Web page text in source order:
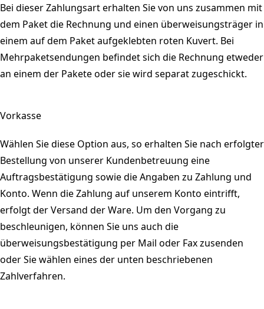
Bei dieser Zahlungsart erhalten Sie von uns zusammen mit
dem Paket die Rechnung und einen überweisungsträger in
einem auf dem Paket aufgeklebten roten Kuvert. Bei
Mehrpaketsendungen befindet sich die Rechnung etweder
an einem der Pakete oder sie wird separat zugeschickt.
Vorkasse
Wählen Sie diese Option aus, so erhalten Sie nach erfolgter
Bestellung von unserer Kundenbetreuung eine
Auftragsbestätigung sowie die Angaben zu Zahlung und
Konto. Wenn die Zahlung auf unserem Konto eintrifft,
erfolgt der Versand der Ware. Um den Vorgang zu
beschleunigen, können Sie uns auch die
überweisungsbestätigung per Mail oder Fax zusenden
oder Sie wählen eines der unten beschriebenen
Zahlverfahren.